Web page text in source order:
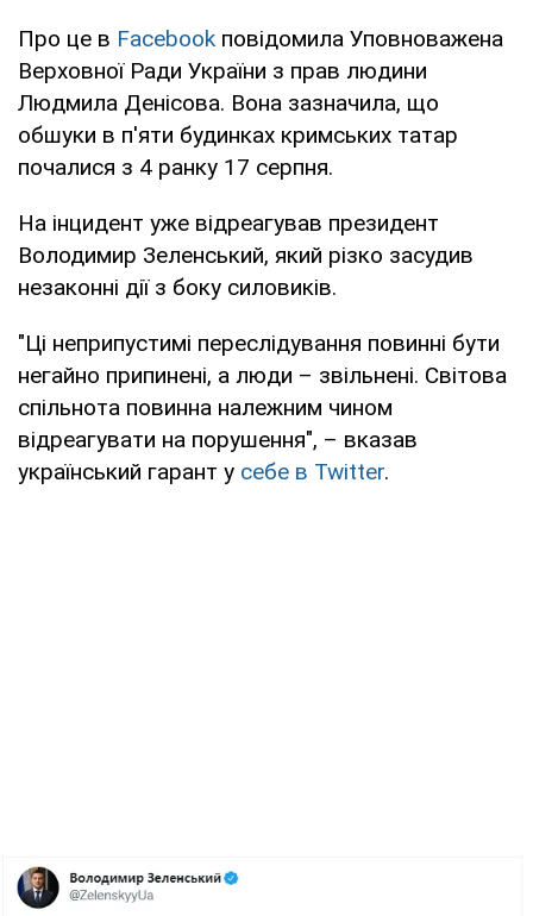
Про це в Facebook повідомила Уповноважена
Верховної Ради України з прав людини
Людмила Денісова. Вона зазначила, що
обшуки в п'яти будинках кримських татар
почалися з 4 ранку 17 серпня.
На інцидент уже відреагував президент
Володимир Зеленський, який різко засудив
незаконні дії з боку силовиків.
"Ці неприпустимі переслідування повинні бути
негайно припинені, а люди – звільнені. Світова
спільнота повинна належним чином
відреагувати на порушення", – вказав
український гарант у себе в Twitter.